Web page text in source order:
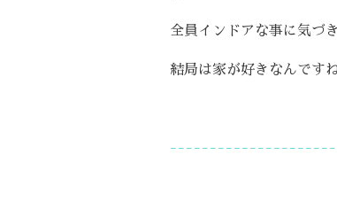
全員インドアな事に気づ
結局は家が好きなんです